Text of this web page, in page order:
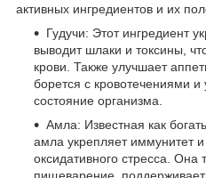
активных ингредиентов и их
Гудучи: Этот ингредиент
выводит шлаки и токсины,
крови. Также улучшает
борется с кровотечениями
состояние организма.
Амла: Известная как
амла укрепляет иммунитет
оксидативного стресса. Она
пищеварение,